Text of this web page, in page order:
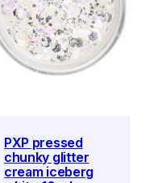
PXP pressed
chunky glitter
cream iceberg